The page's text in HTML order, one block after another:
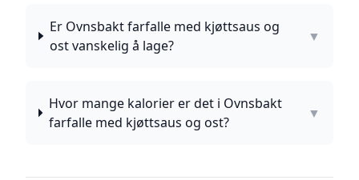
Er Ovnsbakt farfalle med kjøttsaus og
ost vanskelig å lage?
▼
Hvor mange kalorier er det i Ovnsbakt
farfalle med kjøttsaus og ost?
▼